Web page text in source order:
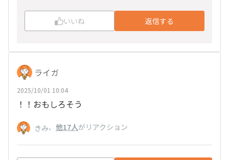
いいね 返信する
ライガ
2025/10/01 10:04
！！おもしろそう
きみ、 他17人がリアクション